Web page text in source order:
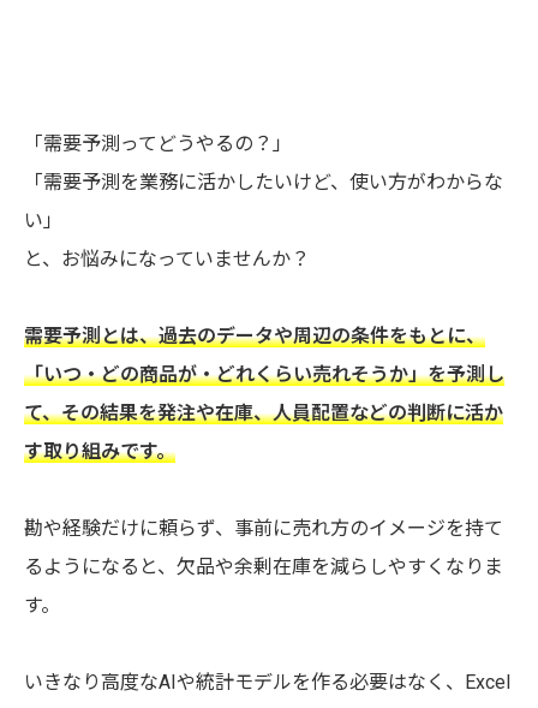
「需要予測ってどうやるの？」
「需要予測を業務に活かしたいけど、使い方がわからな
い」
と、お悩みになっていませんか？
需要予測とは、過去のデータや周辺の条件をもとに、
「いつ・どの商品が・どれくらい売れそうか」を予測し
て、その結果を発注や在庫、人員配置などの判断に活か
す取り組みです。
勘や経験だけに頼らず、事前に売れ方のイメージを持て
るようになると、欠品や余剰在庫を減らしやすくなりま
す。
いきなり高度なAIや統計モデルを作る必要はなく、Excel